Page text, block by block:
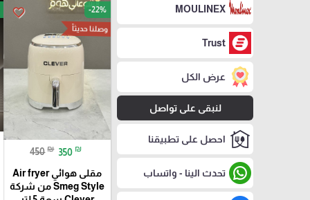
MOULINEX
Trust
عرض الكل
لنبقى على تواصل
احصل على تطبيقنا
تحدث الينا - واتساب
favorite_border -22%
وصلنا حديثاً
450 ₪ 350 ₪
مقلى هوائي Air fryer
Smeg Style من شركة